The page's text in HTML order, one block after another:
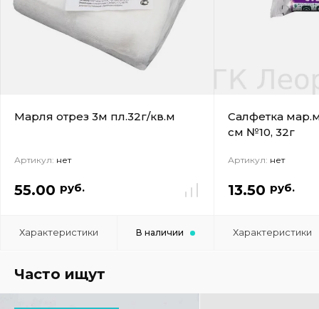
Марля отрез 3м пл.32г/кв.м
Артикул: нет
55.00 руб.
Характеристики В наличии
Салфетка
см №10, 32г
Артикул: нет
13.50 руб.
Характеристики
Часто ищут